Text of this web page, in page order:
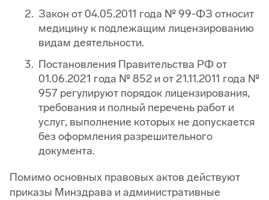
Закон от 04.05.2011 года № 99-ФЗ относит
медицину к подлежащим лицензированию
видам деятельности.
Постановления Правительства РФ от
01.06.2021 года № 852 и от 21.11.2011 года №
957 регулируют порядок лицензирования,
требования и полный перечень работ и
услуг, выполнение которых не допускается
без оформления разрешительного
документа.
Помимо основных правовых актов действуют
приказы Минздрава и административные